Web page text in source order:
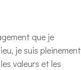
que je
je suis pleinement
valeurs et les